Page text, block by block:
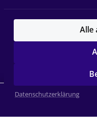
mbH
Alle
Datenschutzerklärung
Jetzt